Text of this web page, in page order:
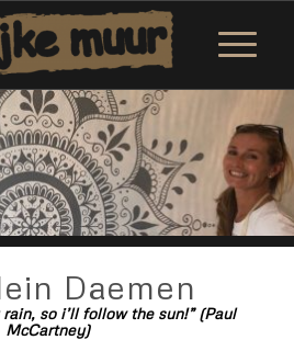
Daemen
so i’ll follow the sun!” (Paul
McCartney)